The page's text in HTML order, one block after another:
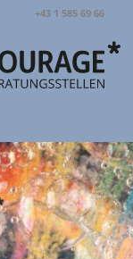
+43 1 585 69 66